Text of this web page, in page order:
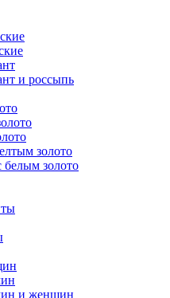
и россыпь
золото
белым золото
и женщин